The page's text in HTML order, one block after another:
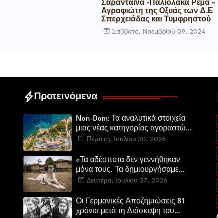
Σαράνταινα -Παλιόλακα Ρέμα –
Αγραφιώτη της Οξυάς των Δ.Ε
Σπερχειάδας και Τυμφρηστού
Σάββατο, Νοεμβρίου 09, 2024
Προτεινόμενα
Non-Dom: Τα αναλυτικά στοιχεία
μιας νέας κατηγορίας αγοραστών
στην ελληνική αγορά πολυτελών
Πέμπτη, Ιουλίου 30, 2026
«Τα αδέσποτα δεν γεννήθηκαν
μόνα τους. Τα δημιουργήσαμε
εμείς.»
Δευτέρα, Ιουλίου 27, 2026
Οι Γερμανικές Αποζημιώσεις 81
χρόνια μετά τη Διάσκεψη του